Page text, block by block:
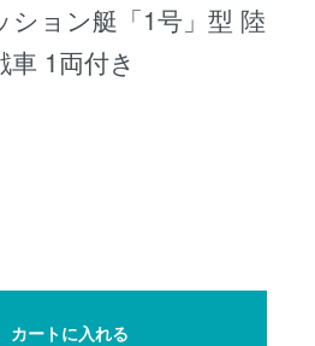
ション艇「1号」型 陸
車 1両付き
カートに入れる